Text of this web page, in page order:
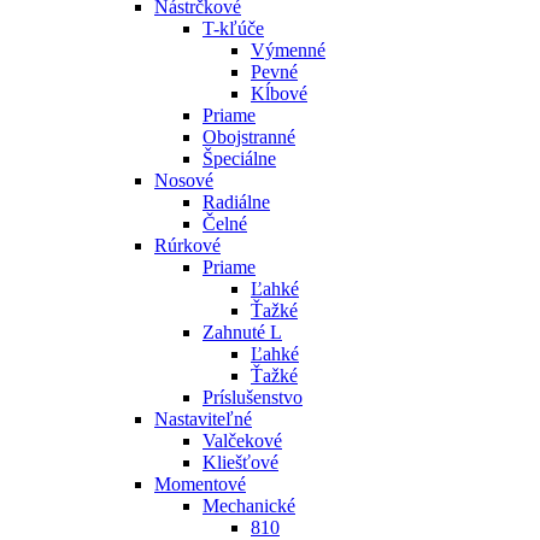
Nástrčkové
T-kľúče
Výmenné
Pevné
Kĺbové
Priame
Obojstranné
Špeciálne
Nosové
Radiálne
Čelné
Rúrkové
Priame
Ľahké
Ťažké
Zahnuté L
Ľahké
Ťažké
Príslušenstvo
Nastaviteľné
Valčekové
Kliešťové
Momentové
Mechanické
810